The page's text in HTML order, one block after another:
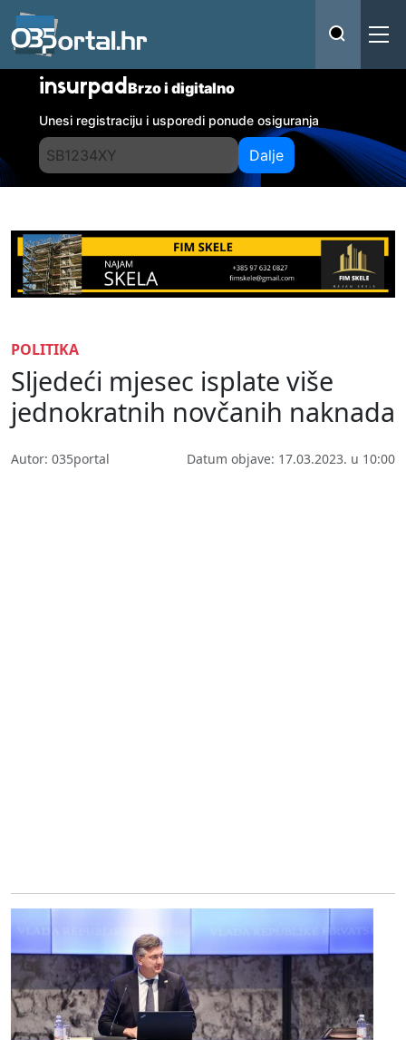
insurpadBrzo i digitalno
Unesi registraciju i usporedi ponude osiguranja
Dalje
POLITIKA
Sljedeći mjesec isplate više
jednokratnih novčanih naknada
Autor: 035portal Datum objave: 17.03.2023. u 10:00